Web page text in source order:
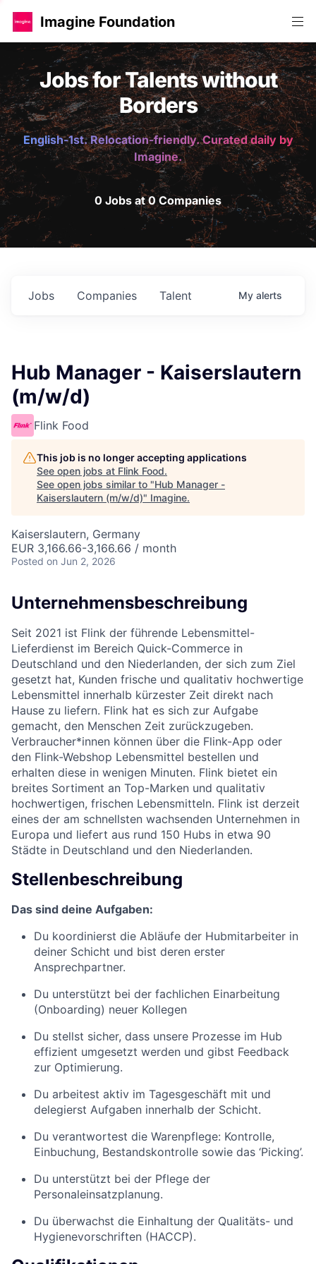
Imagine Foundation
Jobs for Talents without
Borders
English-1st. Relocation-friendly. Curated daily by
Imagine.
0 Jobs at 0 Companies
Jobs Companies Talent My alerts
Hub Manager - Kaiserslautern
(m/w/d)
Flink Food
This job is no longer accepting applications
See open jobs at Flink Food.
See open jobs similar to "Hub Manager -
Kaiserslautern (m/w/d)" Imagine.
Kaiserslautern, Germany
EUR 3,166.66-3,166.66 / month
Posted on Jun 2, 2026
Unternehmensbeschreibung
Seit 2021 ist Flink der führende Lebensmittel-
Lieferdienst im Bereich Quick-Commerce in
Deutschland und den Niederlanden, der sich zum Ziel
gesetzt hat, Kunden frische und qualitativ hochwertige
Lebensmittel innerhalb kürzester Zeit direkt nach
Hause zu liefern. Flink hat es sich zur Aufgabe
gemacht, den Menschen Zeit zurückzugeben.
Verbraucher*innen können über die Flink-App oder
den Flink-Webshop Lebensmittel bestellen und
erhalten diese in wenigen Minuten. Flink bietet ein
breites Sortiment an Top-Marken und qualitativ
hochwertigen, frischen Lebensmitteln. Flink ist derzeit
eines der am schnellsten wachsenden Unternehmen in
Europa und liefert aus rund 150 Hubs in etwa 90
Städte in Deutschland und den Niederlanden.
Stellenbeschreibung
Das sind deine Aufgaben:
Du koordinierst die Abläufe der Hubmitarbeiter in
deiner Schicht und bist deren erster
Ansprechpartner.
Du unterstützt bei der fachlichen Einarbeitung
(Onboarding) neuer Kollegen
Du stellst sicher, dass unsere Prozesse im Hub
effizient umgesetzt werden und gibst Feedback
zur Optimierung.
Du arbeitest aktiv im Tagesgeschäft mit und
delegierst Aufgaben innerhalb der Schicht.
Du verantwortest die Warenpflege: Kontrolle,
Einbuchung, Bestandskontrolle sowie das ‘Picking’.
Du unterstützt bei der Pflege der
Personaleinsatzplanung.
Du überwachst die Einhaltung der Qualitäts- und
Hygienevorschriften (HACCP).